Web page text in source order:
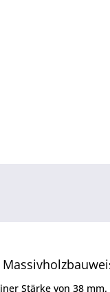
Stärke von 38